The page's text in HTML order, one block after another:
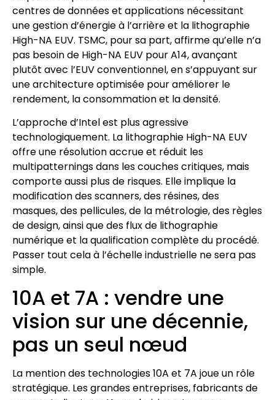
centres de données et applications nécessitant
une gestion d’énergie à l’arrière et la lithographie
High-NA EUV. TSMC, pour sa part, affirme qu’elle n’a
pas besoin de High-NA EUV pour A14, avançant
plutôt avec l’EUV conventionnel, en s’appuyant sur
une architecture optimisée pour améliorer le
rendement, la consommation et la densité.
L’approche d’Intel est plus agressive
technologiquement. La lithographie High-NA EUV
offre une résolution accrue et réduit les
multipatternings dans les couches critiques, mais
comporte aussi plus de risques. Elle implique la
modification des scanners, des résines, des
masques, des pellicules, de la métrologie, des règles
de design, ainsi que des flux de lithographie
numérique et la qualification complète du procédé.
Passer tout cela à l’échelle industrielle ne sera pas
simple.
10A et 7A : vendre une
vision sur une décennie,
pas un seul nœud
La mention des technologies 10A et 7A joue un rôle
stratégique. Les grandes entreprises, fabricants de